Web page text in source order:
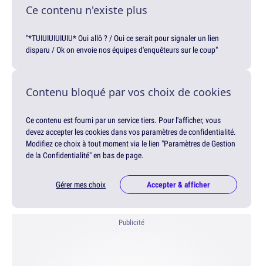
Ce contenu n'existe plus
"*TUIUIUIUIUIU* Oui allô ? / Oui ce serait pour signaler un lien
disparu / Ok on envoie nos équipes d'enquêteurs sur le coup"
Contenu bloqué par vos choix de cookies
Ce contenu est fourni par un service tiers. Pour l'afficher, vous
devez accepter les cookies dans vos paramètres de confidentialité.
Modifiez ce choix à tout moment via le lien "Paramètres de Gestion
de la Confidentialité" en bas de page.
Gérer mes choix Accepter & afficher
Publicité